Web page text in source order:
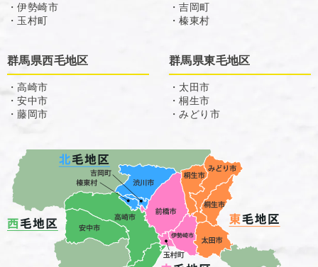
・伊勢崎市
・玉村町
・吉岡町
・榛東村
群馬県西毛地区
・高崎市
・安中市
・藤岡市
群馬県東毛地区
・太田市
・桐生市
・みどり市